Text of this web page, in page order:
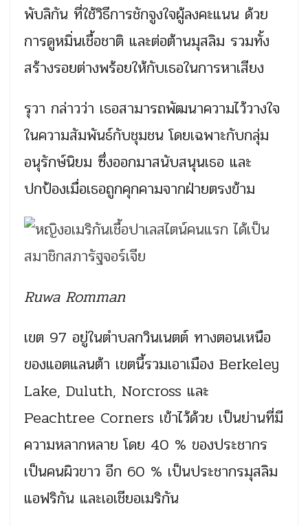
พับลิกัน ที่ใช้วิธีการชักจูงใจผู้ลงคะแนน ด้วย
การดูหมิ่นเชื้อชาติ และต่อต้านมุสลิม รวมทั้ง
สร้างรอยต่างพร้อยให้กับเธอในการหาเสียง
รุวา กล่าวว่า เธอสามารถพัฒนาความไว้วางใจ
ในความสัมพันธ์กับชุมชน โดยเฉพาะกับกลุ่ม
อนุรักษ์นิยม ซึ่งออกมาสนับสนุนเธอ และ
ปกป้องเมื่อเธอถูกคุกคามจากฝ่ายตรงข้าม
Ruwa Romman
เขต 97 อยู่ในตำบลกวินเนตต์ ทางตอนเหนือ
ของแอตแลนต้า เขตนี้รวมเอาเมือง Berkeley
Lake, Duluth, Norcross และ
Peachtree Corners เข้าไว้ด้วย เป็นย่านที่มี
ความหลากหลาย โดย 40 % ของประชากร
เป็นคนผิวขาว อีก 60 % เป็นประชากรมุสลิม
แอฟริกัน และเอเชียอเมริกัน